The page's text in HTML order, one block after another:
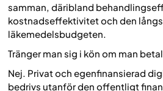
samman, däribland
kostnadseffektivitet och den
läkemedelsbudgeten.
Tränger man sig i kön om man
Nej. Privat och egenfinansierad
bedrivs utanför den offentligt